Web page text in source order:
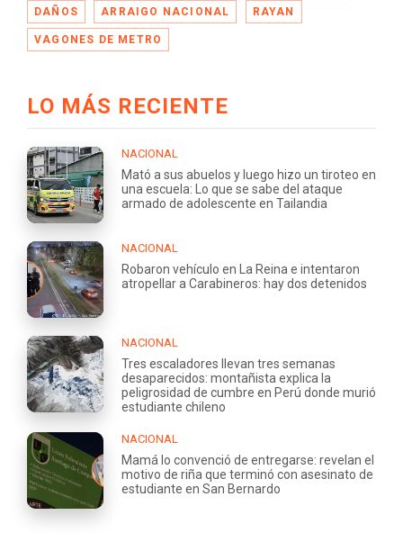
DAÑOS ARRAIGO NACIONAL RAYAN
VAGONES DE METRO
LO MÁS RECIENTE
NACIONAL
Mató a sus abuelos y luego hizo un tiroteo en
una escuela: Lo que se sabe del ataque
armado de adolescente en Tailandia
NACIONAL
Robaron vehículo en La Reina e intentaron
atropellar a Carabineros: hay dos detenidos
NACIONAL
Tres escaladores llevan tres semanas
desaparecidos: montañista explica la
peligrosidad de cumbre en Perú donde murió
estudiante chileno
NACIONAL
Mamá lo convenció de entregarse: revelan el
motivo de riña que terminó con asesinato de
estudiante en San Bernardo